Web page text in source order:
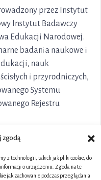
zgodą
z technologii, takich jak pliki cookie, do
o urządzeniu. Zgoda na te
jak zachowanie podczas przeglądania
przez Instytut
Instytut Badawczy
Edukacji Narodowej.
badania naukowe i
nauk
i przyrodniczych,
Systemu
Rejestru